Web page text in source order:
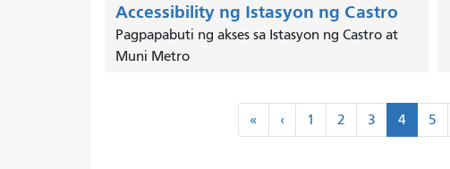
Accessibility ng Istasyon ng Castro
Pagpapabuti ng akses sa Istasyon ng Castro at
Muni Metro
«
Una
‹‹
Nakaraan
1 2 3 4 5